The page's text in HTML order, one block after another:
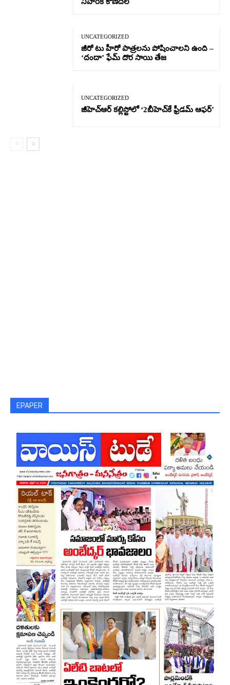
UNCATEGORIZED
జీరో టు హీరో పాత్రలను పోషించాలని ఉంది –
‘దందా’ ఫేమ్ దొర సాయి తేజ
UNCATEGORIZED
జీహెచ్ఆర్‌ కల్లిస్టోలో ‘2బీహెచ్‌కే ఫ్రీడమ్ ఆఫర్’
EPAPER